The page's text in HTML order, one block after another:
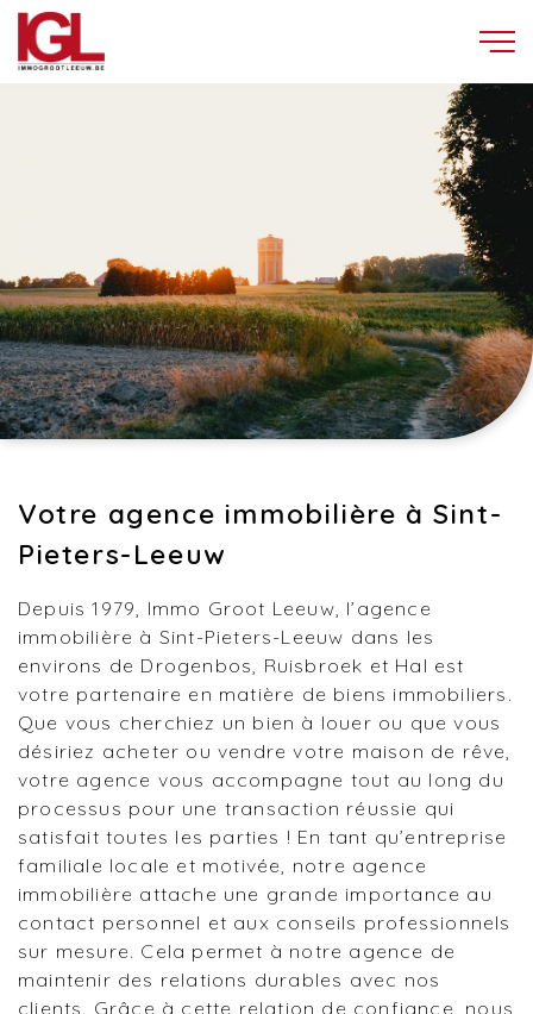
Votre agence immobilière à Sint-
Pieters-Leeuw
Depuis 1979, Immo Groot Leeuw, l’agence
immobilière à Sint-Pieters-Leeuw dans les
environs de Drogenbos, Ruisbroek et Hal est
votre partenaire en matière de biens immobiliers.
Que vous cherchiez un bien à louer ou que vous
désiriez acheter ou vendre votre maison de rêve,
votre agence vous accompagne tout au long du
processus pour une transaction réussie qui
satisfait toutes les parties ! En tant qu’entreprise
familiale locale et motivée, notre agence
immobilière attache une grande importance au
contact personnel et aux conseils professionnels
sur mesure. Cela permet à notre agence de
maintenir des relations durables avec nos
clients. Grâce à cette relation de confiance, nous